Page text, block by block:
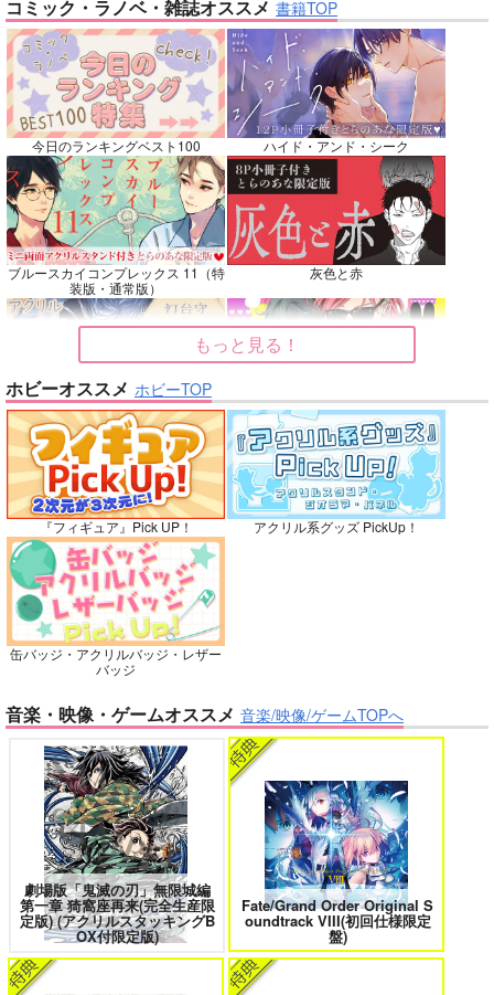
名も無きシャイニーア
ワー
ウエマリ
専売 446円（税込）
轟焦凍×緑谷出久
サンプル
カート
Beginning！
魚イチ場
770円 （税込）
その他
キョウヤ×カラスバ
サンプル
カート
Elements
韋譜律斗
専売 583 円（税込）
サンプル
カート
コミック・ラノベ・雑誌オススメ 書籍TOP
今日のランキングベスト100 ハイド・アンド・シーク
ブルースカイコンプレックス 11（特
装版・通常版）
灰色と赤
灯台守とかもめの子 3 ヤリチン☆ビッチ部 7
俺の可愛い弟は 2
バイトの宮川君は店長が好き 2
出来損ないのラブソング Riff 兎太と烏堂
花金ラブアクシデント! 絶対ど～しても楽していきたいっ!
もっと見る！
ホビーオススメ ホビーTOP
『フィギュア』Pick UP！ アクリル系グッズ PickUp！
缶バッジ・アクリルバッジ・レザー
バッジ
音楽・映像・ゲームオススメ 音楽/映像/ゲームTOPへ
劇場版「鬼滅の刃」無限城編
第一章 猗窩座再来(完全生産限
定版) (アクリルスタッキングB
OX付限定版)
Fate/Grand Order Original S
oundtrack VIII(初回仕様限定
盤)